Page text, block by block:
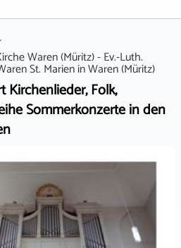
Waren (Müritz) - Ev.-Luth.
St. MarieninWaren (Müritz)
Kirchenlieder, Folk,
Sommerkonzerte in den